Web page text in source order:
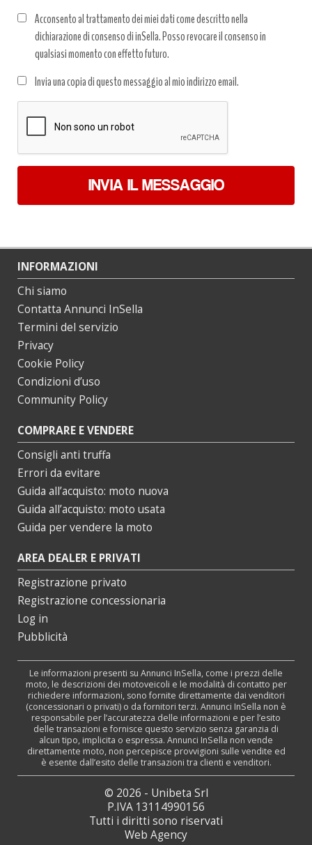
Acconsento al trattamento dei miei dati come descritto nella
dichiarazione di consenso di inSella. Posso revocare il consenso in
qualsiasi momento con effetto futuro.
dati
*
Invia una copia di questo messaggio al mio indirizzo email.
INVIA IL MESSAGGIO
INFORMAZIONI
Chi siamo
Contatta Annunci InSella
Termini del servizio
Privacy
Cookie Policy
Condizioni d’uso
Community Policy
COMPRARE E VENDERE
Consigli anti truffa
Errori da evitare
Guida all’acquisto: moto nuova
Guida all’acquisto: moto usata
Guida per vendere la moto
AREA DEALER E PRIVATI
Registrazione privato
Registrazione concessionaria
Log in
Pubblicità
Le informazioni presenti su Annunci InSella, come i prezzi delle
moto, le descrizioni dei motoveicoli e le modalità di contatto per
richiedere informazioni, sono fornite direttamente dai venditori
(concessionari o privati) o da fornitori terzi. Annunci InSella non è
responsabile per l’accuratezza delle informazioni e per l’esito
delle transazioni e fornisce questo servizio senza garanzia di
alcun tipo, implicita o espressa. Annunci InSella non vende
direttamente moto, non percepisce provvigioni sulle vendite ed
è esente dall’esito delle transazioni tra clienti e venditori.
© 2026 - Unibeta Srl
P.IVA 13114990156
Tutti i diritti sono riservati
Web Agency